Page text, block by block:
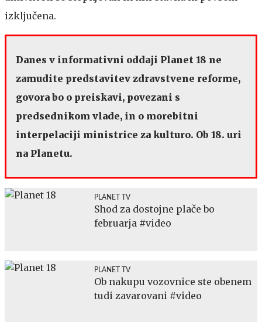
izključena.
Danes v informativni oddaji Planet 18 ne
zamudite predstavitev zdravstvene reforme,
govora bo o preiskavi, povezani s
predsednikom vlade, in o morebitni
interpelaciji ministrice za kulturo. Ob 18. uri
na Planetu.
PLANET TV
Shod za dostojne plače bo
februarja #video
PLANET TV
Ob nakupu vozovnice ste obenem
tudi zavarovani #video